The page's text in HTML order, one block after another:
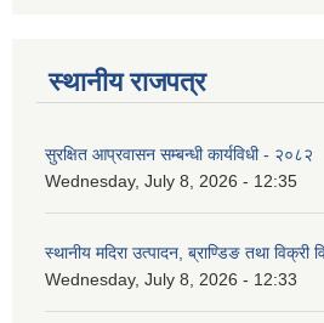
स्थानीय राजपत्र
सुरक्षित आप्रवासन सम्बन्धी कार्यविधी - २०८२
Wednesday, July 8, 2026 - 12:35
स्थानीय मदिरा उत्पादन, ब्राण्डिङ तथा विक्री
Wednesday, July 8, 2026 - 12:33